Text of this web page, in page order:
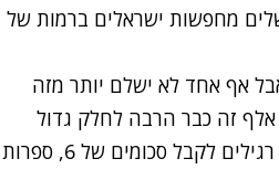
מחפשות ישראלים ברמות של
הם מוכנים לשלם בסביבות 100 אלף, אבל אף אחד לא ישלם יותר מזה
היום והיתר זה כמו שאמרתי קודם, בסביבות ה-40-50, כש-60 אלף זה כבר הרבה לחלק גדול
מאוד מהקבוצות וזה משהו מדהים. הישראלים הבכירים, שהיו רגילים לקבל סכומים של 6, ספרות